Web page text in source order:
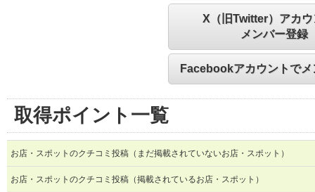
X（旧Twitter）アカウ
メンバー登録
Facebookアカウントでメ
取得ポイント一覧
お店・スポットのクチコミ投稿（まだ掲載されていないお店・スポット）
お店・スポットのクチコミ投稿（掲載されているお店・スポット）